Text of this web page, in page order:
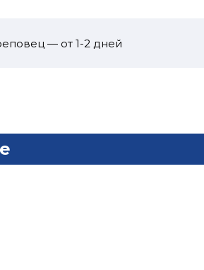
— от 1-2 дней